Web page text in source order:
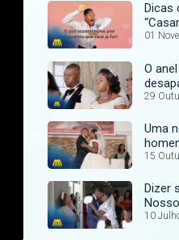
Dicas
01
O
29
Uma
15
Dizer
10